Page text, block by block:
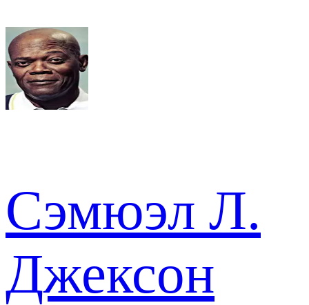
Сэмюэл Л.
Джексон